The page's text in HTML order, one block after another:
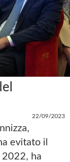
22/09/2023
evitato il
2022, ha